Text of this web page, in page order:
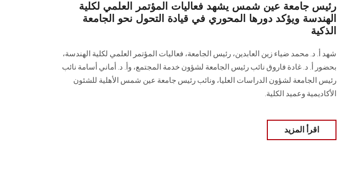
رئيس جامعة عين شمس يشهد فعاليات المؤتمر العلمي لكلية
الهندسة ويؤكد دورها المحوري في قيادة التحول نحو الجامعة
الذكية
شهد أ. د. محمد ضياء زين العابدين، رئيس الجامعة، فعاليات المؤتمر العلمي لكلية الهندسة،
بحضور أ. د. غادة فاروق نائب رئيس الجامعة لشؤون خدمة المجتمع، وأ. د. أماني أسامة نائب
رئيس الجامعة لشؤون الدراسات العليا، ونائب رئيس جامعة عين شمس الأهلية للشئون
الأكاديمية وعميد الكلية.
اقرأ المزيد